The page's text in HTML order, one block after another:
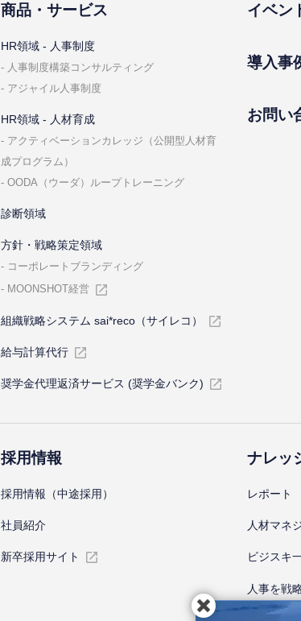
商品・サービス
HR領域 - ⼈事制度
⼈事制度構築コンサルティング
アジャイル⼈事制度
HR領域 - ⼈材育成
アクティベーションカレッジ（公開型⼈材育
成プログラム）
OODA（ウーダ）ループトレーニング
診断領域
⽅針・戦略策定領域
コーポレートブランディング
MOONSHOT経営
組織戦略システム sai*reco（サイレコ）
給与計算代⾏
奨学金代理返済サービス (奨学金バンク)
イベン
導⼊事
お問い
採⽤情報
採⽤情報（中途採⽤）
社員紹介
新卒採⽤サイト
ナレッ
レポート
⼈材マネ
ビジスキ
人事を戦